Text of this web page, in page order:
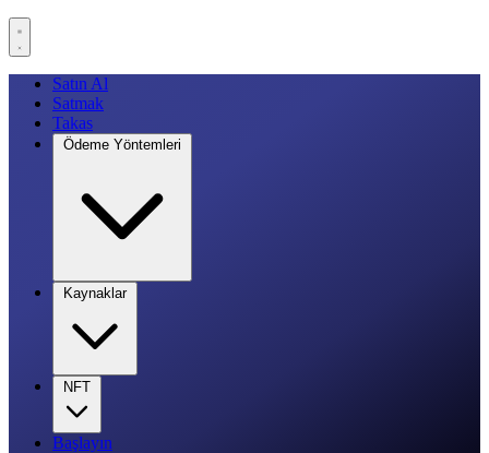
Satın Al
Satmak
Takas
Ödeme Yöntemleri
Kaynaklar
NFT
Başlayın